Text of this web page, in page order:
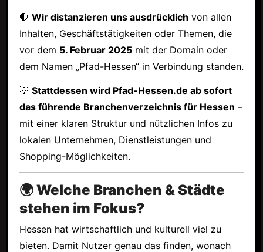
🛑 Wir distanzieren uns ausdrücklich von allen
Inhalten, Geschäftstätigkeiten oder Themen, die
vor dem 5. Februar 2025mit der Domain oder
dem Namen „Pfad-Hessen“ in Verbindung standen.
💡 Stattdessen wird Pfad-Hessen.de ab sofort
das führende Branchenverzeichnis für Hessen –
mit einer klaren Struktur und nützlichen Infos zu
lokalen Unternehmen, Dienstleistungen und
Shopping-Möglichkeiten.
🌍 Welche Branchen & Städte
stehen im Fokus?
Hessen hat wirtschaftlich und kulturell viel zu
bieten. Damit Nutzer genau das finden, wonach